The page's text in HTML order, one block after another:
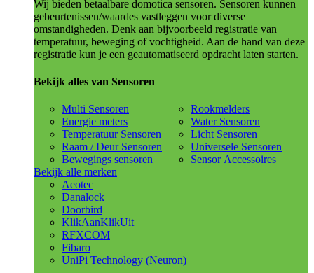
Wij bieden betaalbare domotica sensoren. Sensoren kunnen
gebeurtenissen/waardes vastleggen voor diverse
omstandigheden. Denk aan bijvoorbeeld registratie van
temperatuur, beweging of vochtigheid. Aan de hand van deze
registratie kun je een geautomatiseerd opdracht laten starten.
Bekijk alles van Sensoren
Multi Sensoren
Energie meters
Temperatuur Sensoren
Raam / Deur Sensoren
Bewegings sensoren
Rookmelders
Water Sensoren
Licht Sensoren
Universele Sensoren
Sensor Accessoires
Bekijk alle merken
Aeotec
Danalock
Doorbird
KlikAanKlikUit
RFXCOM
Fibaro
UniPi Technology (Neuron)